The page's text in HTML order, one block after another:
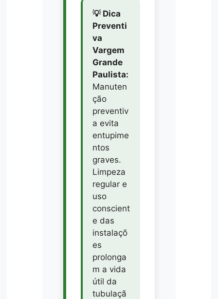
💡 Dica
Preventi
va
Vargem
Grande
Paulista:
Manuten
ção
preventiv
a evita
entupime
ntos
graves.
Limpeza
regular e
uso
conscient
e das
instalaçõ
es
prolonga
m a vida
útil da
tubulaçã